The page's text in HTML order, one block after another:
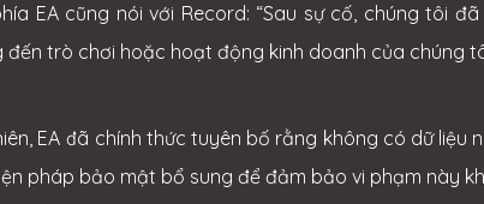
EA cũng nói với Record: “Sau sự cố, chúng tôi
đến trò chơi hoặc hoạt động kinh doanh của chúng
EA đã chính thức tuyên bố rằng không có dữ
pháp bảo mật bổ sung để đảm bảo vi phạm này